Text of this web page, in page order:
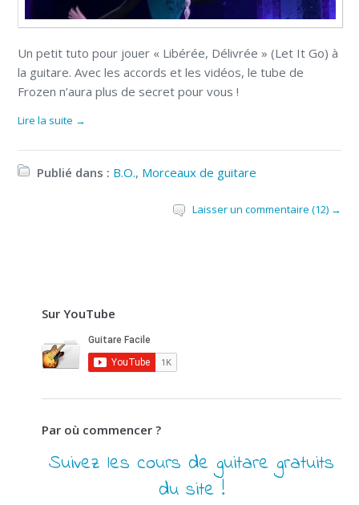
Un petit tuto pour jouer « Libérée, Délivrée » (Let It Go) à
la guitare. Avec les accords et les vidéos, le tube de
Frozen n’aura plus de secret pour vous !
Lire la suite →
Publié dans : B.O., Morceaux de guitare
Laisser un commentaire (12) →
Sur YouTube
Par où commencer ?
Suivez les cours de guitare gratuits
du site !